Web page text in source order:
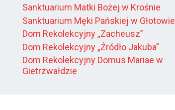
Sanktuarium Matki Bożej w Krośnie
Sanktuarium Męki Pańskiej w Głotowie
Dom Rekolekcyjny „Zacheusz”
Dom Rekolekcyjny „Źródło Jakuba”
Dom Rekolekcyjny Domus Mariae w
Gietrzwałdzie